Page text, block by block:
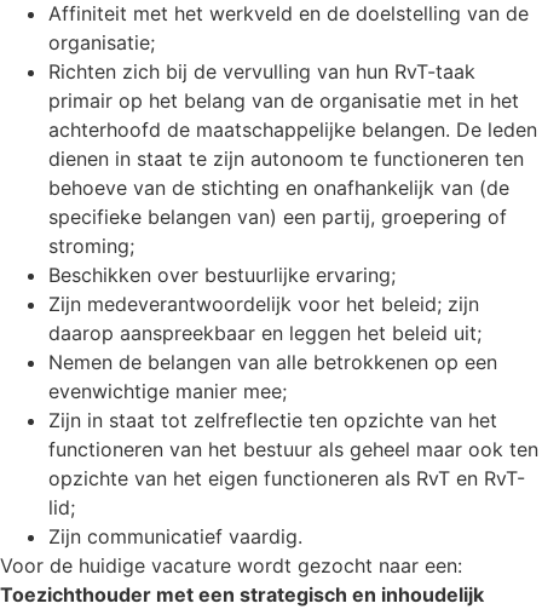
Affiniteit met het werkveld en de doelstelling van de
organisatie;
Richten zich bij de vervulling van hun RvT-taak
primair op het belang van de organisatie met in het
achterhoofd de maatschappelijke belangen. De leden
dienen in staat te zijn autonoom te functioneren ten
behoeve van de stichting en onafhankelijk van (de
specifieke belangen van) een partij, groepering of
stroming;
Beschikken over bestuurlijke ervaring;
Zijn medeverantwoordelijk voor het beleid; zijn
daarop aanspreekbaar en leggen het beleid uit;
Nemen de belangen van alle betrokkenen op een
evenwichtige manier mee;
Zijn in staat tot zelfreflectie ten opzichte van het
functioneren van het bestuur als geheel maar ook ten
opzichte van het eigen functioneren als RvT en RvT-
lid;
Zijn communicatief vaardig.
Voor de huidige vacature wordt gezocht naar een:
Toezichthouder met een strategisch en inhoudelijk